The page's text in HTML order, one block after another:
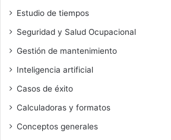
Estudio de tiempos
Seguridad y Salud Ocupacional
Gestión de mantenimiento
Inteligencia artificial
Casos de éxito
Calculadoras y formatos
Conceptos generales